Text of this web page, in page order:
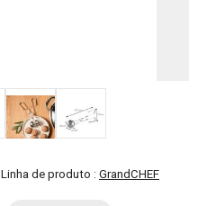
Linha de produto : GrandCHEF